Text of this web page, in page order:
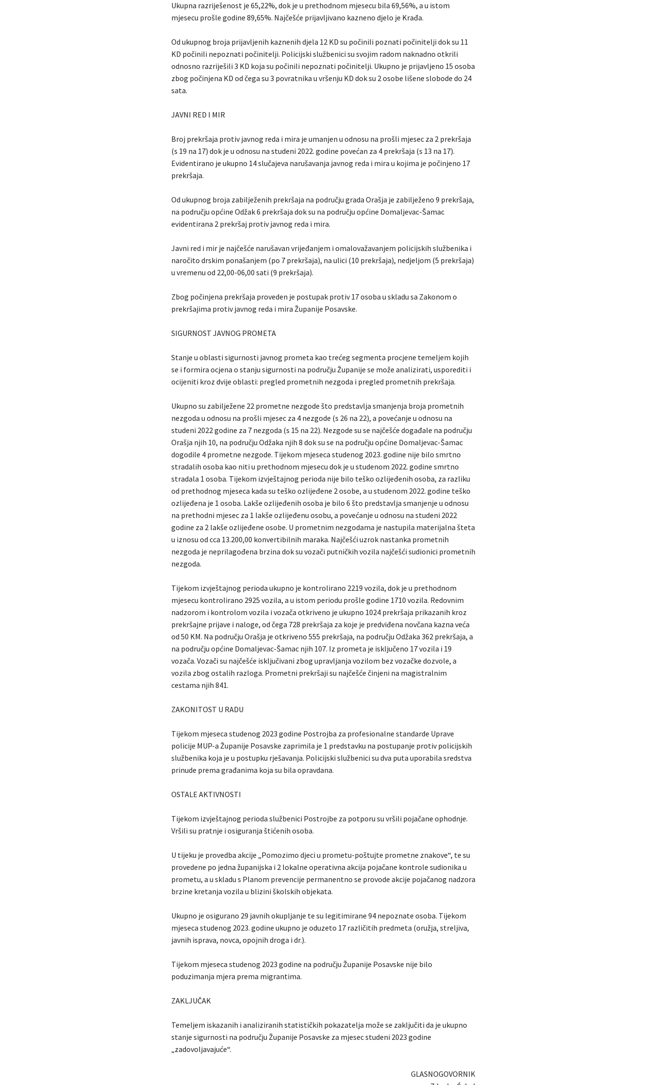
Ukupna razriješenost je 65,22%, dok je u prethodnom mjesecu bila 69,56%, a u istom
mjesecu prošle godine 89,65%. Najčešće prijavljivano kazneno djelo je Krađa.
Od ukupnog broja prijavljenih kaznenih djela 12 KD su počinili poznati počinitelji dok su 11
KD počinili nepoznati počinitelji. Policijski službenici su svojim radom naknadno otkrili
odnosno razriješili 3 KD koja su počinili nepoznati počinitelji. Ukupno je prijavljeno 15 osoba
zbog počinjena KD od čega su 3 povratnika u vršenju KD dok su 2 osobe lišene slobode do 24
sata.
JAVNI RED I MIR
Broj prekršaja protiv javnog reda i mira je umanjen u odnosu na prošli mjesec za 2 prekršaja
(s 19 na 17) dok je u odnosu na studeni 2022. godine povećan za 4 prekršaja (s 13 na 17).
Evidentirano je ukupno 14 slučajeva narušavanja javnog reda i mira u kojima je počinjeno 17
prekršaja.
Od ukupnog broja zabilježenih prekršaja na području grada Orašja je zabilježeno 9 prekršaja,
na području općine Odžak 6 prekršaja dok su na području općine Domaljevac-Šamac
evidentirana 2 prekršaj protiv javnog reda i mira.
Javni red i mir je najčešće narušavan vrijeđanjem i omalovažavanjem policijskih službenika i
naročito drskim ponašanjem (po 7 prekršaja), na ulici (10 prekršaja), nedjeljom (5 prekršaja)
u vremenu od 22,00-06,00 sati (9 prekršaja).
Zbog počinjena prekršaja proveden je postupak protiv 17 osoba u skladu sa Zakonom o
prekršajima protiv javnog reda i mira Županije Posavske.
SIGURNOST JAVNOG PROMETA
Stanje u oblasti sigurnosti javnog prometa kao trećeg segmenta procjene temeljem kojih
se i formira ocjena o stanju sigurnosti na području Županije se može analizirati, usporediti i
ocijeniti kroz dvije oblasti: pregled prometnih nezgoda i pregled prometnih prekršaja.
Ukupno su zabilježene 22 prometne nezgode što predstavlja smanjenja broja prometnih
nezgoda u odnosu na prošli mjesec za 4 nezgode (s 26 na 22), a povećanje u odnosu na
studeni 2022 godine za 7 nezgoda (s 15 na 22). Nezgode su se najčešće događale na području
Orašja njih 10, na području Odžaka njih 8 dok su se na području općine Domaljevac-Šamac
dogodile 4 prometne nezgode. Tijekom mjeseca studenog 2023. godine nije bilo smrtno
stradalih osoba kao niti u prethodnom mjesecu dok je u studenom 2022. godine smrtno
stradala 1 osoba. Tijekom izvještajnog perioda nije bilo teško ozlijeđenih osoba, za razliku
od prethodnog mjeseca kada su teško ozlijeđene 2 osobe, a u studenom 2022. godine teško
ozlijeđena je 1 osoba. Lakše ozlijeđenih osoba je bilo 6 što predstavlja smanjenje u odnosu
na prethodni mjesec za 1 lakše ozlijeđenu osobu, a povećanje u odnosu na studeni 2022
godine za 2 lakše ozlijeđene osobe. U prometnim nezgodama je nastupila materijalna šteta
u iznosu od cca 13.200,00 konvertibilnih maraka. Najčešći uzrok nastanka prometnih
nezgoda je neprilagođena brzina dok su vozači putničkih vozila najčešći sudionici prometnih
nezgoda.
Tijekom izvještajnog perioda ukupno je kontrolirano 2219 vozila, dok je u prethodnom
mjesecu kontrolirano 2925 vozila, a u istom periodu prošle godine 1710 vozila. Redovnim
nadzorom i kontrolom vozila i vozača otkriveno je ukupno 1024 prekršaja prikazanih kroz
prekršajne prijave i naloge, od čega 728 prekršaja za koje je predviđena novčana kazna veća
od 50 KM. Na području Orašja je otkriveno 555 prekršaja, na području Odžaka 362 prekršaja, a
na području općine Domaljevac-Šamac njih 107. Iz prometa je isključeno 17 vozila i 19
vozača. Vozači su najčešće isključivani zbog upravljanja vozilom bez vozačke dozvole, a
vozila zbog ostalih razloga. Prometni prekršaji su najčešće činjeni na magistralnim
cestama njih 841.
ZAKONITOST U RADU
Tijekom mjeseca studenog 2023 godine Postrojba za profesionalne standarde Uprave
policije MUP-a Županije Posavske zaprimila je 1 predstavku na postupanje protiv policijskih
službenika koja je u postupku rješavanja. Policijski službenici su dva puta uporabila sredstva
prinude prema građanima koja su bila opravdana.
OSTALE AKTIVNOSTI
Tijekom izvještajnog perioda službenici Postrojbe za potporu su vršili pojačane ophodnje.
Vršili su pratnje i osiguranja štićenih osoba.
U tijeku je provedba akcije „Pomozimo djeci u prometu-poštujte prometne znakove“, te su
provedene po jedna županijska i 2 lokalne operativna akcija pojačane kontrole sudionika u
prometu, a u skladu s Planom prevencije permanentno se provode akcije pojačanog nadzora
brzine kretanja vozila u blizini školskih objekata.
Ukupno je osigurano 29 javnih okupljanje te su legitimirane 94 nepoznate osoba. Tijekom
mjeseca studenog 2023. godine ukupno je oduzeto 17 različitih predmeta (oružja, streljiva,
javnih isprava, novca, opojnih droga i dr.).
Tijekom mjeseca studenog 2023 godine na području Županije Posavske nije bilo
poduzimanja mjera prema migrantima.
ZAKLJUČAK
Temeljem iskazanih i analiziranih statističkih pokazatelja može se zaključiti da je ukupno
stanje sigurnosti na području Županije Posavske za mjesec studeni 2023 godine
„zadovoljavajuće“.
GLASNOGOVORNIK